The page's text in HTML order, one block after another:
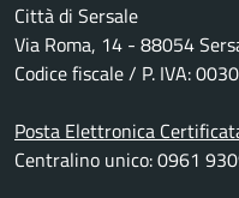
Città di Sersale
Via Roma, 14 - 88054
Codice fiscale / P. IVA:
Posta Elettronica
Centralino unico: 0961